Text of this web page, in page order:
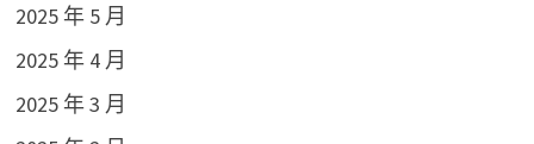
2025 年 5 月
2025 年 4 月
2025 年 3 月